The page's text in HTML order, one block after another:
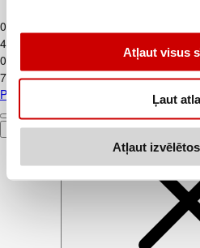
Atļaut visus
Ļaut
Atļaut
PVA
0
4,74€/l
0
7,9€/l
PVA līme GRAFIA PLUS 100ml
Pievienot